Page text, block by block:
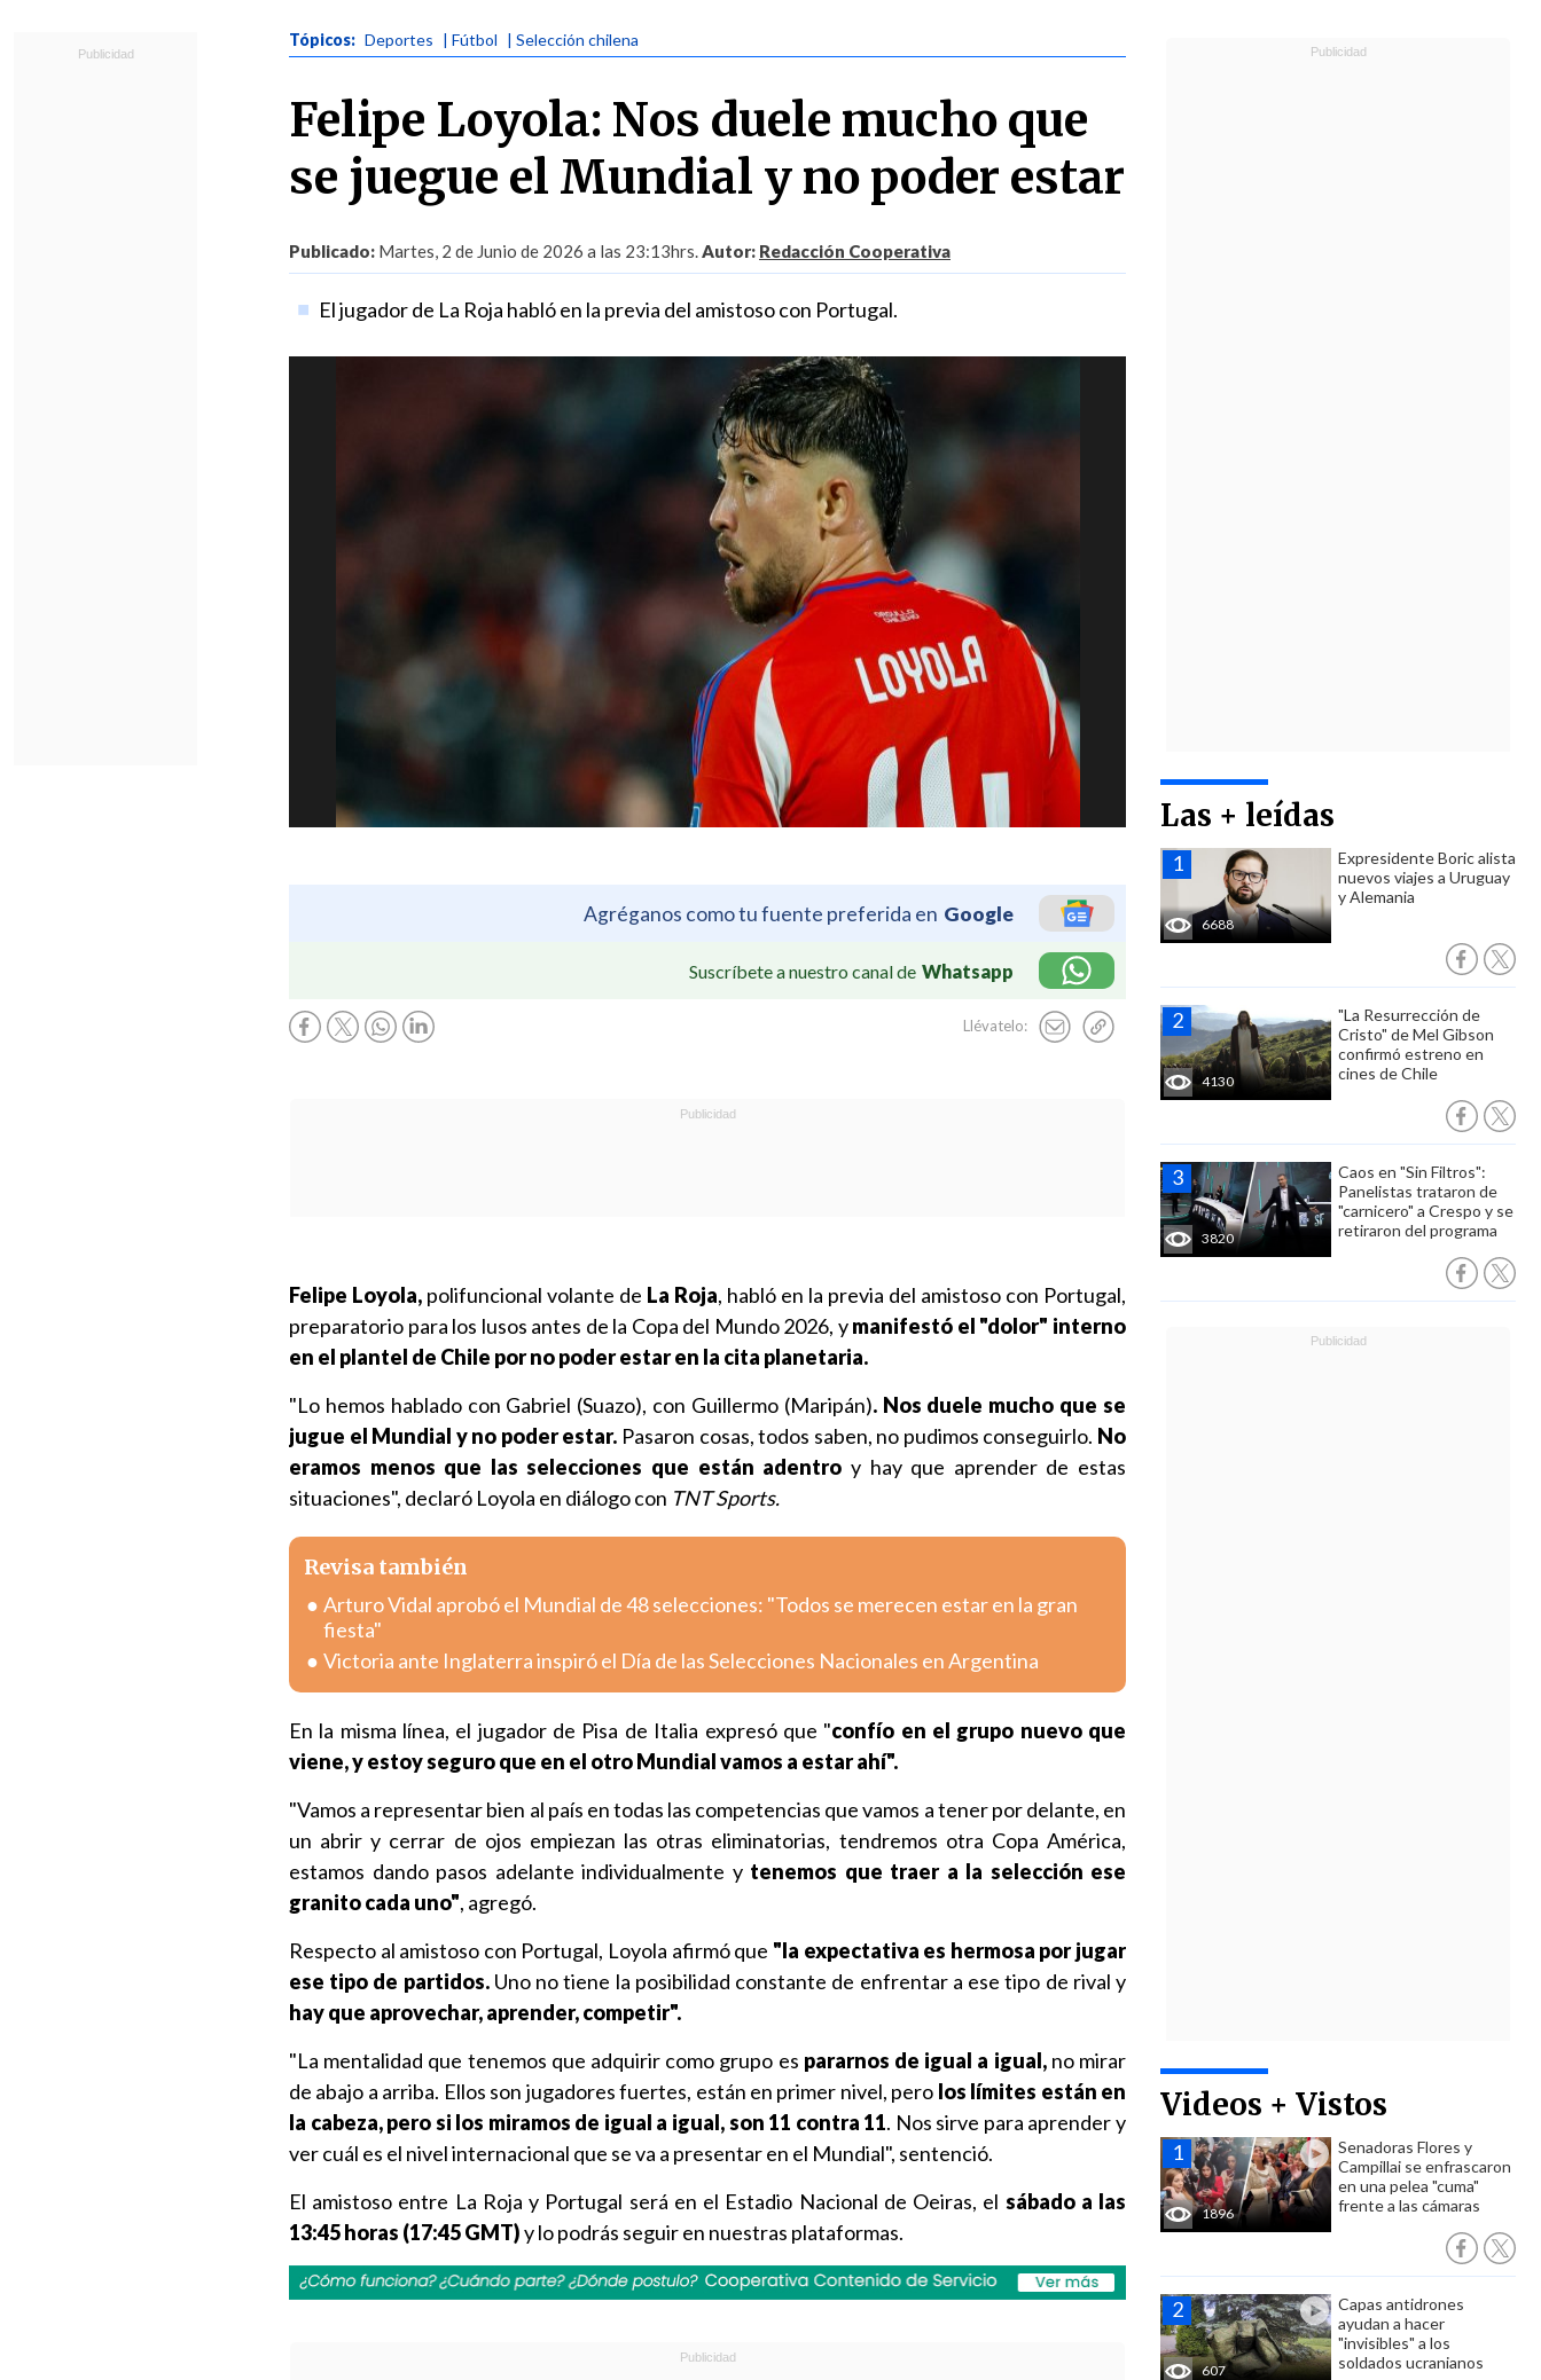
Tópicos: Deportes | Fútbol | Selección chilena
Felipe Loyola: Nos duele mucho que
se juegue el Mundial y no poder estar
Publicado: Martes, 2 de Junio de 2026 a las 23:13hrs.Autor: Redacción Cooperativa
El jugador de La Roja habló en la previa del amistoso con Portugal.
Agréganos como tu fuente preferida en Google
Suscríbete a nuestro canal de Whatsapp
Llévatelo:
Las + leídas
6688
Expresidente Boric alista
nuevos viajes a Uruguay
y Alemania
4130
"La Resurrección de
Cristo" de Mel Gibson
confirmó estreno en
cines de Chile
3820
Caos en "Sin Filtros":
Panelistas trataron de
"carnicero" a Crespo y se
retiraron del programa
Videos + Vistos
1896
Senadoras Flores y
Campillai se enfrascaron
en una pelea "cuma"
frente a las cámaras
607
Capas antidrones
ayudan a hacer
"invisibles" a los
soldados ucranianos
Felipe Loyola, polifuncional volante de La Roja, habló en la previa del amistoso con Portugal,
preparatorio para los lusos antes de la Copa del Mundo 2026, ymanifestó el "dolor" interno
en el plantel de Chile por no poder estar en la cita planetaria.
"Lo hemos hablado con Gabriel (Suazo), con Guillermo (Maripán). Nos duele mucho que se
jugue el Mundial y no poder estar. Pasaron cosas, todos saben, no pudimos conseguirlo. No
eramos menos que las selecciones que están adentro y hay que aprender de estas
situaciones", declaró Loyola en diálogo con TNT Sports.
Revisa también
Arturo Vidal aprobó el Mundial de 48 selecciones: "Todos se merecen estar en la gran
fiesta"
Victoria ante Inglaterra inspiró el Día de las Selecciones Nacionales en Argentina
En la misma línea, el jugador de Pisa de Italia expresó que "confío en el grupo nuevo que
viene, y estoy seguro que en el otro Mundial vamos a estar ahí".
"Vamos a representar bien al país en todas las competencias que vamos a tener por delante, en
un abrir y cerrar de ojos empiezan las otras eliminatorias, tendremos otra Copa América,
estamos dando pasos adelante individualmente ytenemos que traer a la selección ese
granito cada uno", agregó.
Respecto al amistoso con Portugal, Loyola afirmó que "la expectativa es hermosa por jugar
ese tipo de partidos.Uno no tiene la posibilidad constante de enfrentar a ese tipo de rival y
hay que aprovechar, aprender, competir".
"La mentalidad que tenemos que adquirir como grupo es pararnos de igual a igual,no mirar
de abajo a arriba. Ellos son jugadores fuertes, están en primer nivel, pero los límites están en
la cabeza, pero si los miramos de igual a igual, son 11 contra 11. Nos sirve para aprender y
ver cuál es el nivel internacional que se va a presentar en el Mundial", sentenció.
El amistoso entre La Roja y Portugal será en el Estadio Nacional de Oeiras, el sábado a las
13:45 horas (17:45 GMT)y lo podrás seguir en nuestras plataformas.